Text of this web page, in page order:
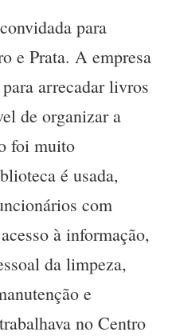
para
e Prata. A empresa
arrecadar livros
de organizar a
foi muito
é usada,
com
à informação,
da limpeza,
e
no Centro